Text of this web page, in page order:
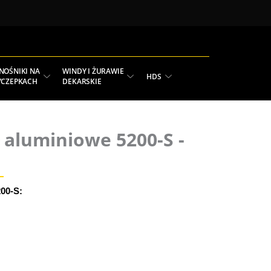
NA
WINDY I ŻURAWIE
DEKARSKIE
HDS
5200-S -
S: